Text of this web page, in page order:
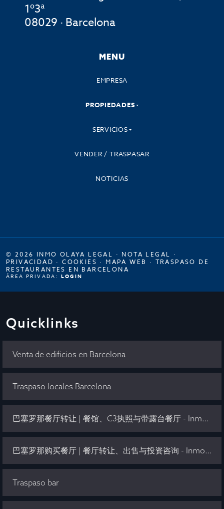
1º3ª
08029 · Barcelona
MENU
EMPRESA
PROPIEDADES
SERVICIOS
VENDER / TRASPASAR
NOTICIAS
© 2026 INMO OLAYA LEGAL · NOTA LEGAL ·
PRIVACIDAD ·COOKIES · MAPA WEB · TRASPASO DE
RESTAURANTES EN BARCELONA
ÁREA PRIVADA: LOGIN
Quicklinks
Venta de edificios en Barcelona
Traspaso locales Barcelona
巴塞罗那餐厅转让 | 餐馆、C3执照与带露台餐厅 - Inmo Olaya
巴塞罗那购买餐厅 | 餐厅转让、出售与投资咨询 - Inmo Olaya
Traspaso bar